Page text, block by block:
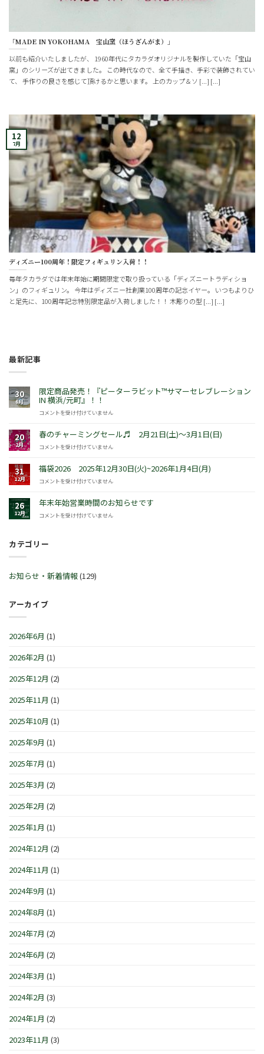
「MADE IN YOKOHAMA 宝山窯（ほうざんがま）」
以前も紹介いたしましたが、 1960年代にタカラダオリジナルを製作していた「宝山
窯」のシリーズが出てきました。 この時代なので、全て手描き、手彩で装飾されてい
て、 手作りの良さを感じて頂けるかと思います。 上のカップ＆ソ [...] [...]
ディズニー100周年！限定フィギュリン入荷！！
毎年タカラダでは年末年始に期間限定で取り扱っている「ディズニートラディショ
ン」のフィギュリン。 今年はディズニー社創業100周年の記念イヤー。 いつもよりひ
と足先に、100周年記念特別限定品が入荷しました！！ 木彫りの型 [...] [...]
12
7月
最新記事
30
6月
限定商品発売！『ピーターラビット™サマーセレブレーション
IN 横浜/元町』！！
限
商
品
発
『ピ
ラ
ビ
™
ブ
レ
ョ
IN
浜/
町』！！
は
コメントを受け付けていません
20
2月
春のチャーミングセール♬ 2月21日(土)～3月1日(日)
春
チ
ャ
ー
ン
ル
21
～
1
(日)
は
コメントを受け付けていません
31
12月
福袋2026 2025年12月30日(火)~2026年1月4日(月)
福
2026
2025
年
30
年
4
コメントを受け付けていません
26
12月
年末年始営業時間のお知らせです
年
始
お
知
で
は
コメントを受け付けていません
カテゴリー
お知らせ・新着情報(129)
アーカイブ
2026年6月 (1)
2026年2月 (1)
2025年12月 (2)
2025年11月 (1)
2025年10月 (1)
2025年9月 (1)
2025年7月 (1)
2025年3月 (2)
2025年2月 (2)
2025年1月 (1)
2024年12月 (2)
2024年11月 (1)
2024年9月 (1)
2024年8月 (1)
2024年7月 (2)
2024年6月 (2)
2024年3月 (1)
2024年2月 (3)
2024年1月 (2)
2023年11月 (3)